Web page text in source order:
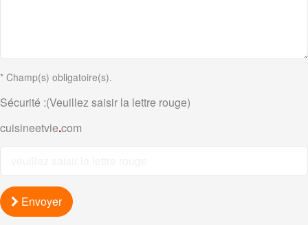
* Champ(s) obligatoire(s).
Sécurité :(Veuillez saisir la lettre rouge)
cuisineetvie.com
Envoyer